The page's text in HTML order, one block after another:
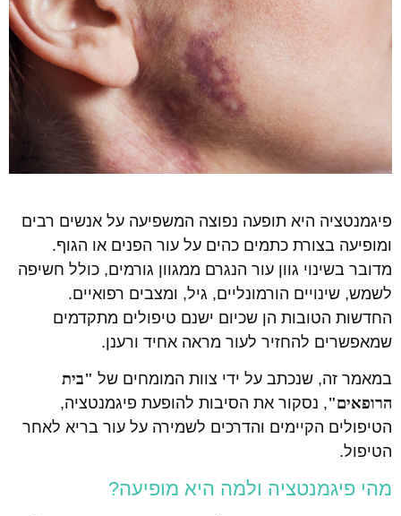
פיגמנטציה היא תופעה נפוצה המשפיעה על אנשים רבים
ומופיעה בצורת כתמים כהים על עור הפנים או הגוף.
מדובר בשינוי גוון עור הנגרם ממגוון גורמים, כולל חשיפה
לשמש, שינויים הורמונליים, גיל, ומצבים רפואיים.
החדשות הטובות הן שכיום ישנם טיפולים מתקדמים
שמאפשרים להחזיר לעור מראה אחיד ורענן.
במאמר זה, שנכתב על ידי צוות המומחים של"בית
הרופאים", נסקור את הסיבות להופעת פיגמנטציה,
הטיפולים הקיימים והדרכים לשמירה על עור בריא לאחר
הטיפול.
מהי פיגמנטציה ולמה היא מופיעה?